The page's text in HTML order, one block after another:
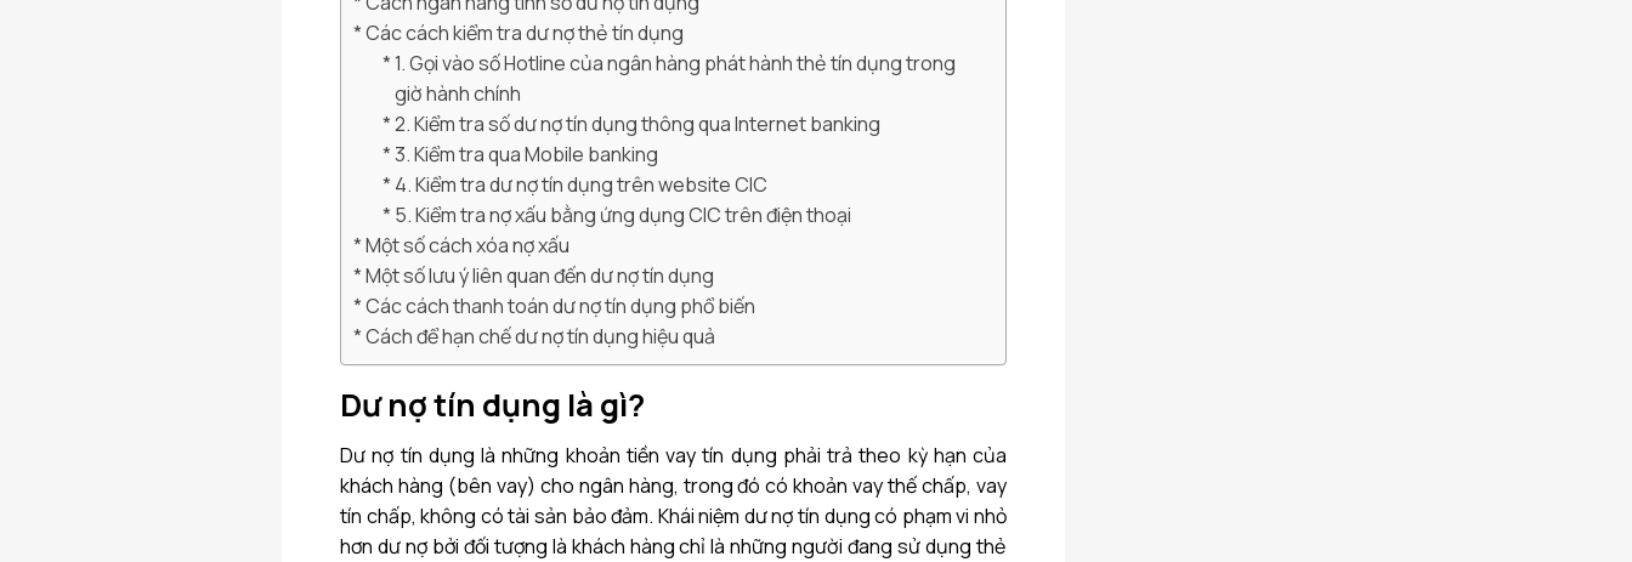
Các cách kiểm tra dư nợ thẻ tín dụng
1. Gọi vào số Hotline của ngân hàng phát hành thẻ tín dụng trong
giờ hành chính
2. Kiểm tra số dư nợ tín dụng thông qua Internet banking
3. Kiểm tra qua Mobile banking
4. Kiểm tra dư nợ tín dụng trên website CIC
5. Kiểm tra nợ xấu bằng ứng dụng CIC trên điện thoại
Một số cách xóa nợ xấu
Một số lưu ý liên quan đến dư nợ tín dụng
Các cách thanh toán dư nợ tín dụng phổ biến
Cách để hạn chế dư nợ tín dụng hiệu quả
Dư nợ tín dụng là gì?
Dư nợ tín dụng là những khoản tiền vay tín dụng phải trả theo kỳ hạn của
khách hàng (bên vay) cho ngân hàng, trong đó có khoản vay thế chấp, vay
tín chấp, không có tài sản bảo đảm. Khái niệm dư nợ tín dụng có phạm vi nhỏ
hơn dư nợ bởi đối tượng là khách hàng chỉ là những người đang sử dụng thẻ